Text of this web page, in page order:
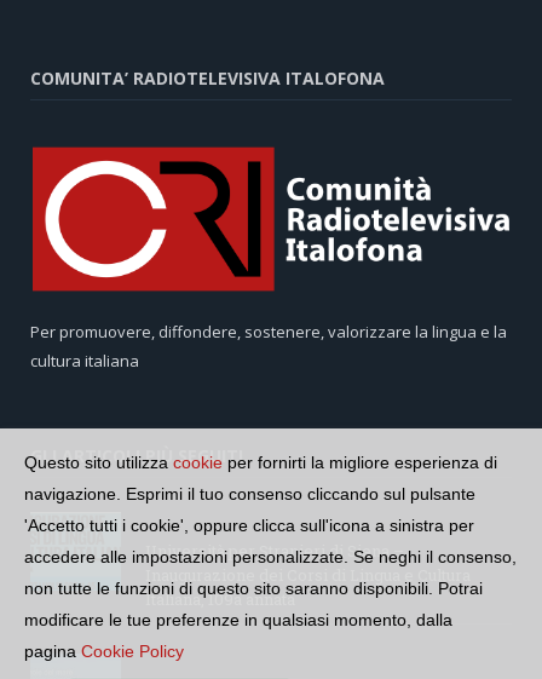
COMUNITA’ RADIOTELEVISIVA ITALOFONA
Per promuovere, diffondere, sostenere, valorizzare la lingua e la
cultura italiana
GLI ARTICOLI PIÙ SEGUITI
Università per Stranieri di Siena –
Italiana, 109a annata
Questo sito utilizza cookie per fornirti la migliore esperienza di
navigazione. Esprimi il tuo consenso cliccando sul pulsante
'Accetto tutti i cookie', oppure clicca sull'icona a sinistra per
accedere alle impostazioni personalizzate. Se neghi il consenso,
non tutte le funzioni di questo sito saranno disponibili. Potrai
modificare le tue preferenze in qualsiasi momento, dalla
pagina Cookie Policy